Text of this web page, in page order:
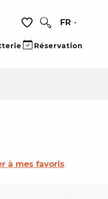
Voir les favoris
FR
Réservation
favoris
à mes favoris